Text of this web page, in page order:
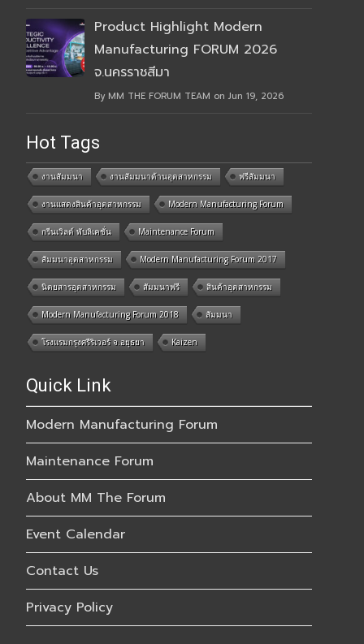
Product Highlight Modern
Manufacturing FORUM 2026
จ.นครราชสีมา
By MM THE FORUM TEAM on Jun 19, 2026
Hot Tags
งานสัมมนา งานสัมมนาด้านอุตสาหกรรม ฟรีสัมมนา
งานแสดงสินค้าอุตสาหกรรม Modern Manufacturing Forum
กรีนเวิลด์ พับลิเคชั่น Maintenance Forum
สัมมนาอุตสาหกรรม Modern Manufacturing Forum 2017
นิตยสารอุตสาหกรรม สัมมนาฟรี สินค้าอุตสาหกรรม
Modern Manufacturing Forum 2018 สัมมนา
โรงแรมกรุงศรีริเวอร์ จ.อยุธยา Kaizen
Quick Link
Modern Manufacturing Forum
Maintenance Forum
About MM The Forum
Event Calendar
Contact Us
Privacy Policy